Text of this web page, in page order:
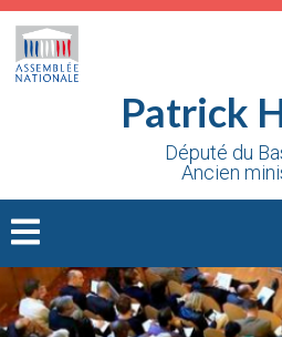
Patrick
Député du
Ancien
Cookies management panel